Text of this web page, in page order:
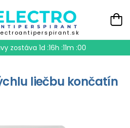
zostáva 1d :16h :11m :00
liečbu končatín